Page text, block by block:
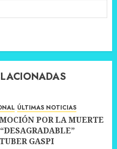
ÚLTIMAS NOTICIAS
POR LA MUERTE
GASPI